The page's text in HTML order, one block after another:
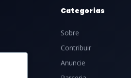
Categorias
Sobre
Contribuir
Anuncie